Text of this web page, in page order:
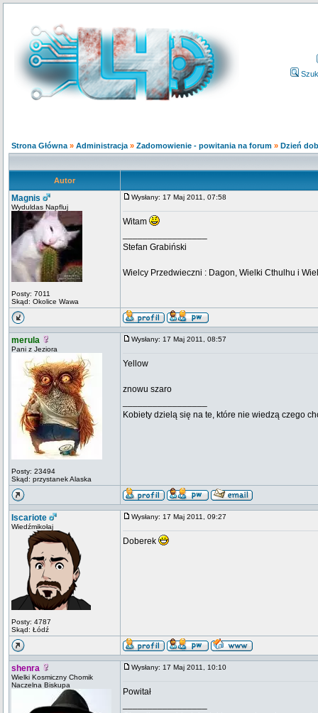
Strona Główna » Administracja » Zadomowienie - powitania na forum » Dzień
Autor
Magnis
Wyduldas Napfluj
Posty: 7011
Skąd: Okolice Wawa
Wysłany: 17 Maj 2011, 07:58
Witam
Stefan Grabiński
Wielcy Przedwieczni : Dagon, Wielki Cthulhu i
merula
Pani z Jeziora
Posty: 23494
Skąd: przystanek Alaska
Wysłany: 17 Maj 2011, 08:57
Yellow
znowu szaro
Kobiety dzielą się na te, które nie wiedzą czego
Iscariote
Wiedźmikołaj
Posty: 4787
Skąd: Łódź
Wysłany: 17 Maj 2011, 09:27
Doberek
shenra
Wielki Kosmiczny Chomik
Naczelna Biskupa
Wysłany: 17 Maj 2011, 10:10
Powitał